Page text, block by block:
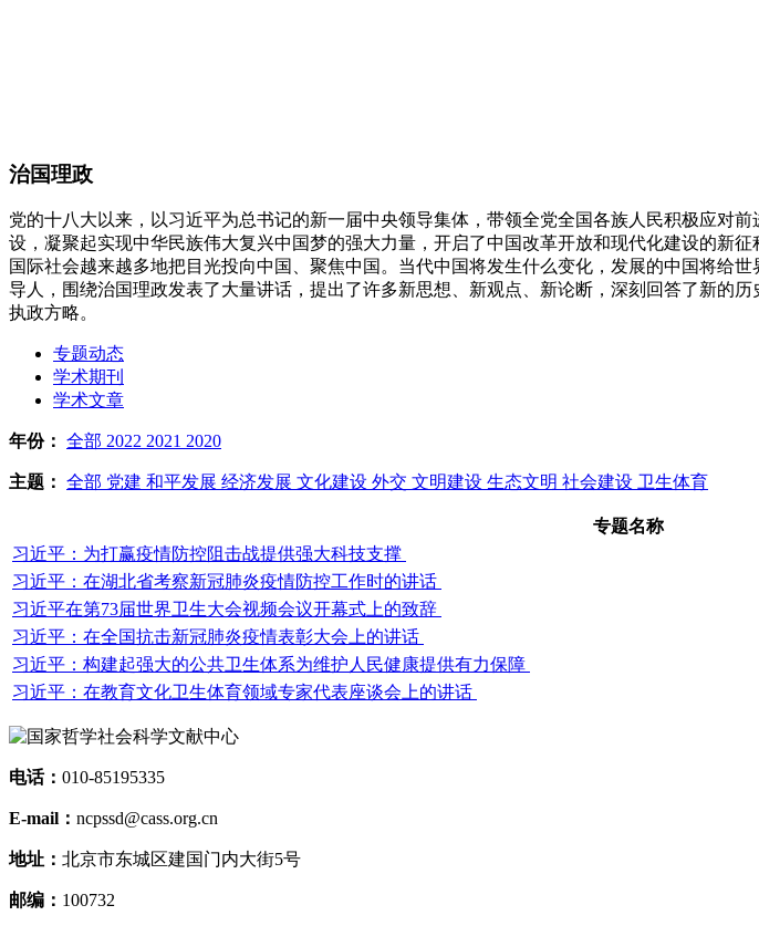
治国理政
党的十八大以来，以习近平为总书记的新一届中央领导集体，带领全党全国各族人民积极应对
设，凝聚起实现中华民族伟大复兴中国梦的强大力量，开启了中国改革开放和现代化建设的新
国际社会越来越多地把目光投向中国、聚焦中国。当代中国将发生什么变化，发展的中国将给
导人，围绕治国理政发表了大量讲话，提出了许多新思想、新观点、新论断，深刻回答了新的
执政方略。
专题动态
学术期刊
学术文章
年份： 全部 2022 2021 2020
主题： 全部 党建 和平发展 经济发展 文化建设 外交 文明建设 生态文明 社会建设 卫生体育
专题名称
习近平：为打赢疫情防控阻击战提供强大科技支撑
习近平：在湖北省考察新冠肺炎疫情防控工作时的讲话
习近平在第73届世界卫生大会视频会议开幕式上的致辞
习近平：在全国抗击新冠肺炎疫情表彰大会上的讲话
习近平：构建起强大的公共卫生体系为维护人民健康提供有力保障
习近平：在教育文化卫生体育领域专家代表座谈会上的讲话
电话： 010-85195335
E-mail： ncpssd@cass.org.cn
地址： 北京市东城区建国门内大街5号
邮编： 100732